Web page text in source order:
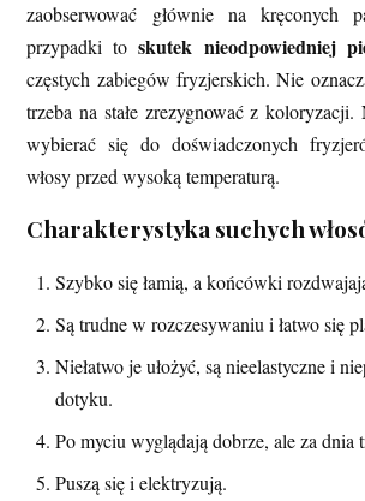
zaobserwować głównie na kręconych
przypadki toskutek nieodpowiedniej
częstych zabiegów fryzjerskich. Nie
trzeba na stałe zrezygnować z
wybierać się do doświadczonych
włosy przed wysoką temperaturą.
Charakterystyka suchych
Szybko się łamią, a końcówki
Są trudne w rozczesywaniu i łatwo się
Niełatwo je ułożyć, są nieelastyczne i
dotyku.
Po myciu wyglądają dobrze, ale za dnia
Puszą się i elektryzują.